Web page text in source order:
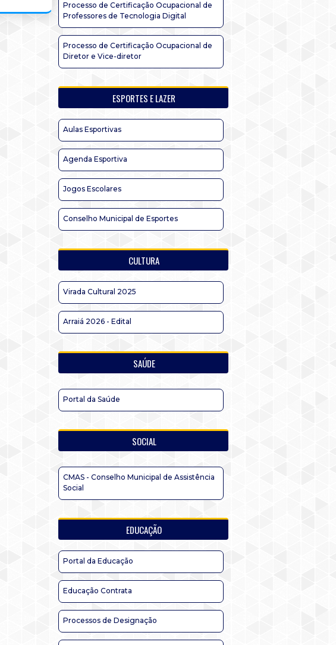
Processo de Certificação Ocupacional de
Professores de Tecnologia Digital
Processo de Certificação Ocupacional de
Diretor e Vice-diretor
ESPORTES E LAZER
Aulas Esportivas
Agenda Esportiva
Jogos Escolares
Conselho Municipal de Esportes
CULTURA
Virada Cultural 2025
Arraiá 2026 - Edital
SAÚDE
Portal da Saúde
SOCIAL
CMAS - Conselho Municipal de Assistência
Social
EDUCAÇÃO
Portal da Educação
Educação Contrata
Processos de Designação